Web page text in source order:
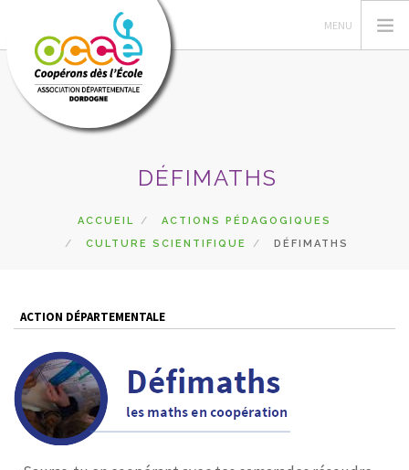
COOPÉRATIVE SCOLAIRE
ENTAU | COOP'BLOG
FORMATIONS
ESPACE RÉSERVÉ
RECHERCHER
CONTACT
DÉFIMATHS
ACCUEIL
ACTIONS PÉDAGOGIQUES
CULTURE SCIENTIFIQUE
DÉFIMATHS
ACTION DÉPARTEMENTALE